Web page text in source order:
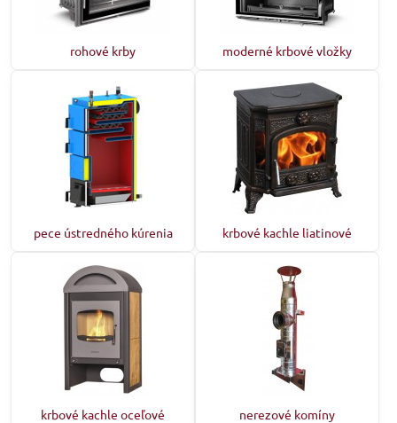
rohové krby moderné krbové vložky
pece ústredného kúrenia krbové kachle liatinové
krbové kachle oceľové nerezové komíny